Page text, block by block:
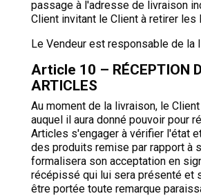
passage à l'adresse de livraison
Client invitant le Client à retirer les
Le Vendeur est responsable de la
Article 10 – RÉCEPTION
ARTICLES
Au moment de la livraison, le
auquel il aura donné pouvoir pour
Articles s'engager à vérifier l'état
des produits remise par rapport à
formalisera son acceptation en
récépissé qui lui sera présenté et
être portée toute remarque